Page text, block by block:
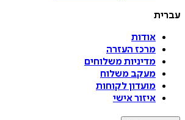
עברית
אודות
מרכז העזרה
מדיניות משלוחים
מעקב משלוח
מועדון לקוחות
איזור אישי